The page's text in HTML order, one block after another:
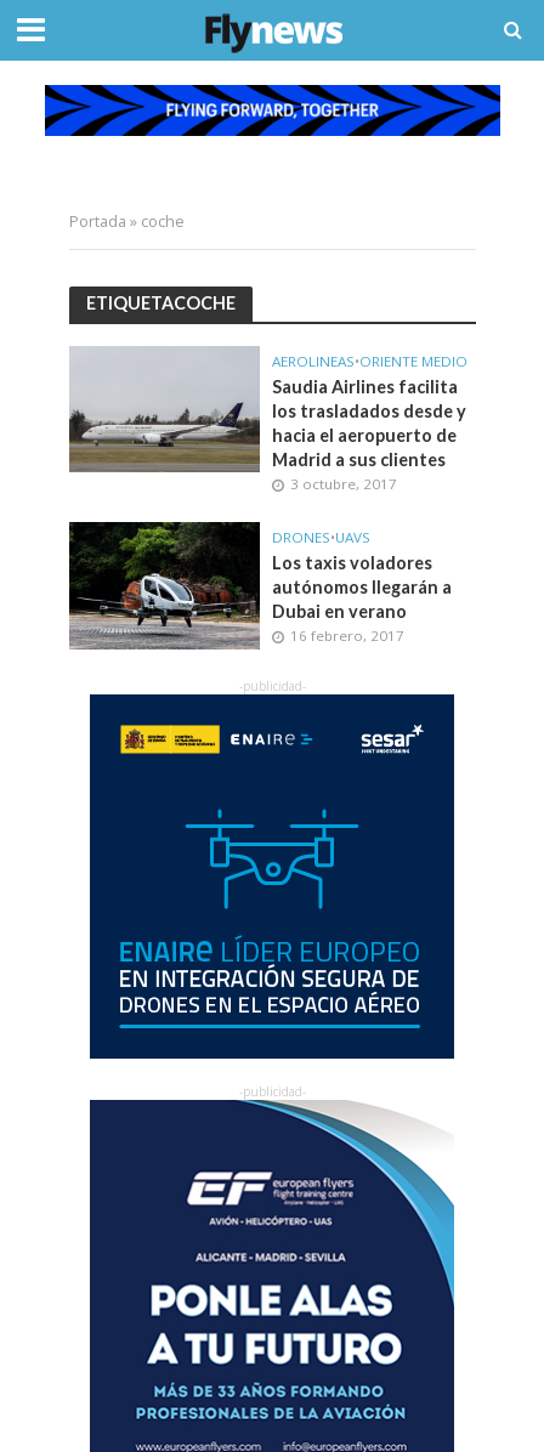
Portada » coche
ETIQUETACOCHE
AEROLINEAS•ORIENTE MEDIO
Saudia Airlines facilita
los trasladados desde y
hacia el aeropuerto de
Madrid a sus clientes
3 octubre, 2017
DRONES•UAVS
Los taxis voladores
autónomos llegarán a
Dubai en verano
16 febrero, 2017